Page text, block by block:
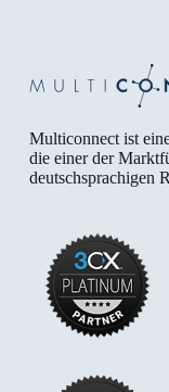
Multiconnect ist
die einer der
deutschsprachigen